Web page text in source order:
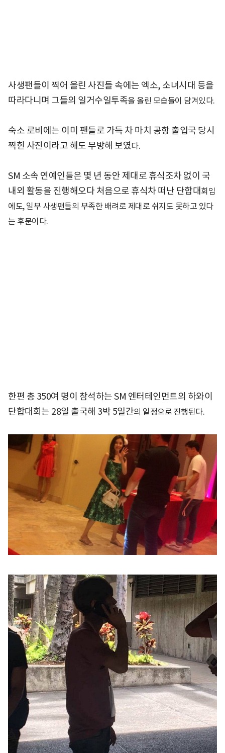
사생팬들이 찍어 올린 사진들 속에는 엑소, 소녀시대 등을
따라다니며 그들의 일거수일투족을 올린 모습들이 담겨있다.
숙소 로비에는 이미 팬들로 가득 차 마치 공항 출입국 당시
찍힌 사진이라고 해도 무방해 보였다.
SM 소속 연예인들은 몇 년 동안 제대로 휴식조차 없이 국
내외 활동을 진행해오다 처음으로 휴식차 떠난 단합대 회임
에도, 일부 사생팬들의 부족한 배려로 제대로 쉬지도 못하고 있다
는 후문이다.
한편 총 350여 명이 참석하는 SM 엔터테인먼트의 하와이
단합대회는 28일 출국해 3박 5일간의 일정으로 진행된다.